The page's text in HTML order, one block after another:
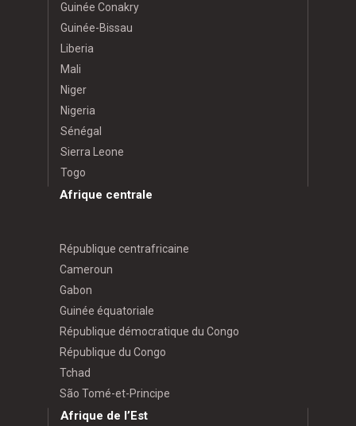
Guinée Conakry
Guinée-Bissau
Liberia
Mali
Niger
Nigeria
Sénégal
Sierra Leone
Togo
Afrique centrale
République centrafricaine
Cameroun
Gabon
Guinée équatoriale
République démocratique du Congo
République du Congo
Tchad
São Tomé-et-Principe
Afrique de l’Est